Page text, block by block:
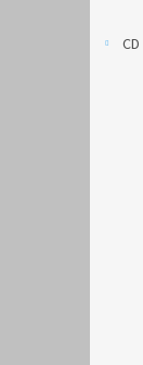
CD